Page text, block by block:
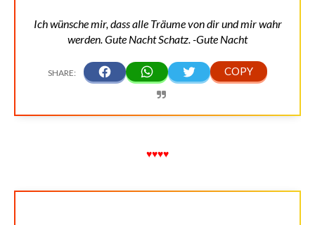
Ich wünsche mir, dass alle Träume von dir und mir wahr
werden. Gute Nacht Schatz. -Gute Nacht
♥♥♥♥